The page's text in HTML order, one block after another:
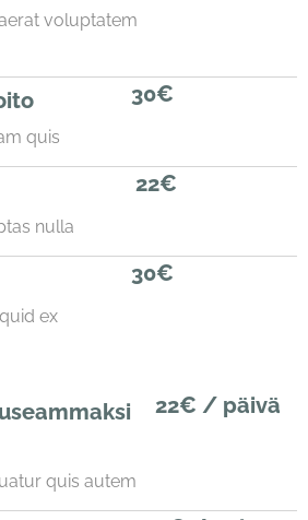
voluptatem
quis
30€
nulla
22€
ex
30€
quis autem
22€ / päivä